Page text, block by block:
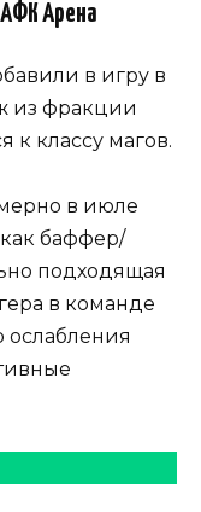
Арена
в игру в
из фракции
к классу магов.
в июле
баффер/
подходящая
в команде
ослабления